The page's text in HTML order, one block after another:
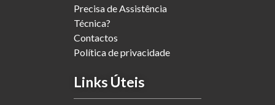
Precisa de Assistência
Técnica?
Contactos
Política de privacidade
Links Úteis